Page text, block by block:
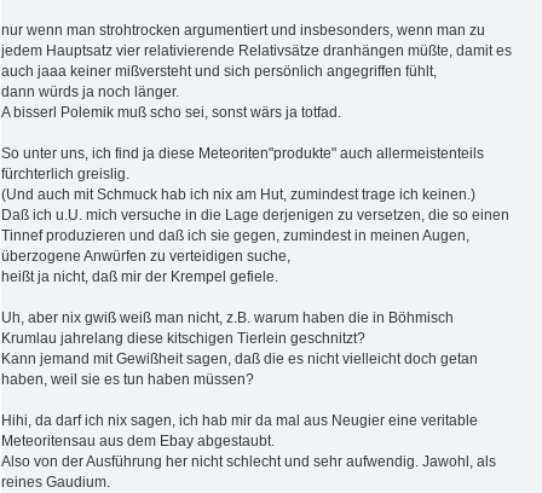
nur wenn man strohtrocken argumentiert und insbesonders, wenn man zu
jedem Hauptsatz vier relativierende Relativsätze dranhängen müßte, damit es
auch jaaa keiner mißversteht und sich persönlich angegriffen fühlt,
dann würds ja noch länger.
A bisserl Polemik muß scho sei, sonst wärs ja totfad.
So unter uns, ich find ja diese Meteoriten"produkte" auch allermeistenteils
fürchterlich greislig.
(Und auch mit Schmuck hab ich nix am Hut, zumindest trage ich keinen.)
Daß ich u.U. mich versuche in die Lage derjenigen zu versetzen, die so einen
Tinnef produzieren und daß ich sie gegen, zumindest in meinen Augen,
überzogene Anwürfen zu verteidigen suche,
heißt ja nicht, daß mir der Krempel gefiele.
Uh, aber nix gwiß weiß man nicht, z.B. warum haben die in Böhmisch
Krumlau jahrelang diese kitschigen Tierlein geschnitzt?
Kann jemand mit Gewißheit sagen, daß die es nicht vielleicht doch getan
haben, weil sie es tun haben müssen?
Hihi, da darf ich nix sagen, ich hab mir da mal aus Neugier eine veritable
Meteoritensau aus dem Ebay abgestaubt.
Also von der Ausführung her nicht schlecht und sehr aufwendig. Jawohl, als
reines Gaudium.